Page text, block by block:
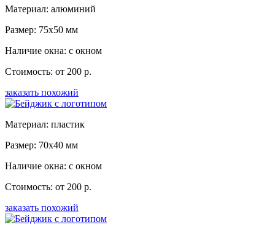
Материал: алюминий
Размер: 75x50 мм
Наличие окна: с окном
Стоимость: от 200 р.
заказать похожий
Материал: пластик
Размер: 70x40 мм
Наличие окна: с окном
Стоимость: от 200 р.
заказать похожий